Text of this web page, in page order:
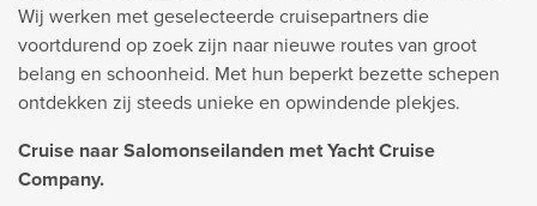
Wij werken met geselecteerde cruisepartners die
voortdurend op zoek zijn naar nieuwe routes van groot
belang en schoonheid. Met hun beperkt bezette schepen
ontdekken zij steeds unieke en opwindende plekjes.
Cruise naar Salomonseilanden met Yacht Cruise
Company.